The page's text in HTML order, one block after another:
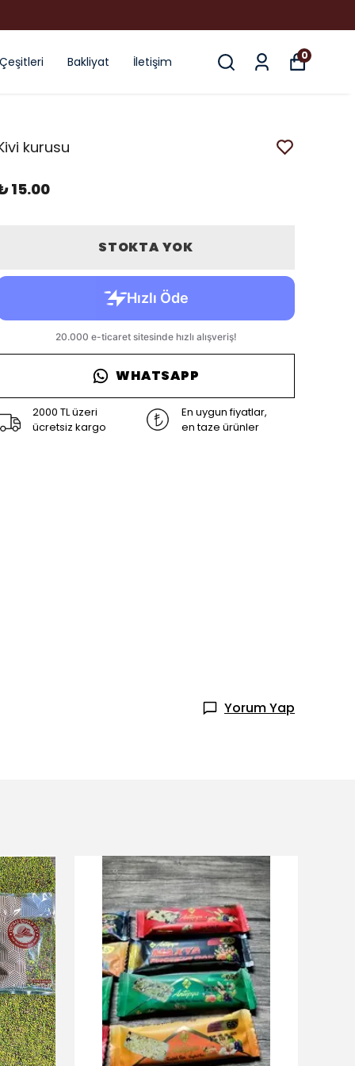
Bakliyat İletişim 0
kurusu
15.00
STOKTA YOK
WHATSAPP
2000 TL üzeri
ücretsiz kargo
En uygun fiyatlar,
en taze ürünler
Yorum Yap